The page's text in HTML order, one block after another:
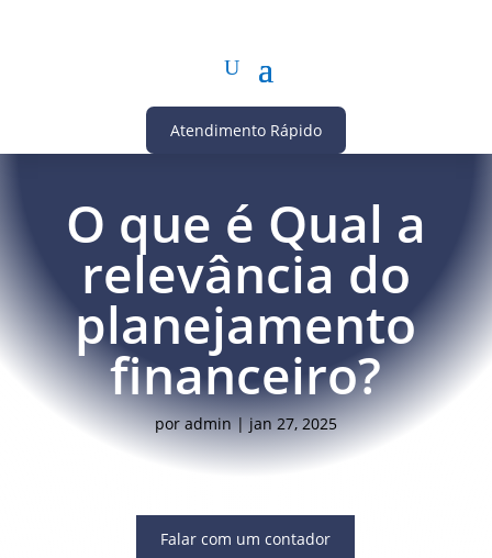
Atendimento Rápido
O que é Qual a
relevância do
planejamento
financeiro?
poradmin|jan 27, 2025
Falar com um contador